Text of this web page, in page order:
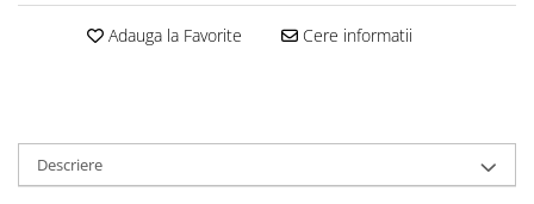
Adauga la Favorite Cere informatii
Descriere